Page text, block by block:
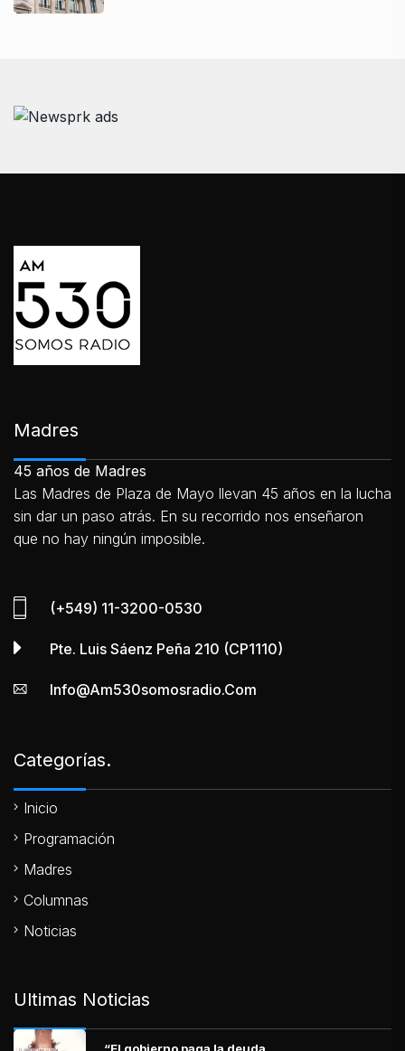
Madres
45 años de Madres
Las Madres de Plaza de Mayo llevan 45 años en la lucha
sin dar un paso atrás. En su recorrido nos enseñaron
que no hay ningún imposible.
(+549) 11-3200-0530
Pte. Luis Sáenz Peña 210 (CP1110)
Info@am530somosradio.com
Categorías.
Inicio
Programación
Madres
Columnas
Noticias
Ultimas Noticias
“El gobierno paga la deuda